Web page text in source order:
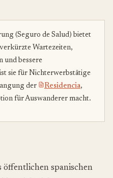
(Seguro de Salud) bietet
Wartezeiten,
und bessere
sie für Nichterwerbstätige
der
Residencia,
für Auswanderer macht.
öffentlichen spanischen